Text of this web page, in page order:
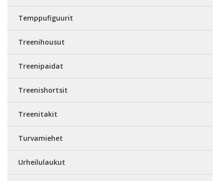
Temppufiguurit
Treenihousut
Treenipaidat
Treenishortsit
Treenitakit
Turvamiehet
Urheilulaukut